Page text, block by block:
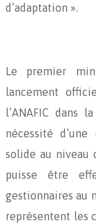
d’adaptation ».
Le premier
lancement
l’ANAFIC dans
nécessité
solide au niveau
puisse être
gestionnaires au
représentent les